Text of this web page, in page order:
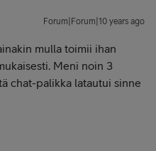
Forum|Forum|10 years ago
mulla toimii ihan
Meni noin 3
chat-palikka latautui sinne